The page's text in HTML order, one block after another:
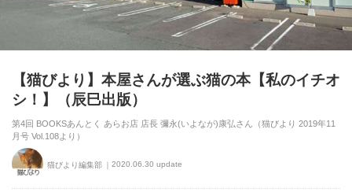
【猫びより】本屋さんが選ぶ猫の本【私のイチオ
シ！】（辰巳出版）
第4回 BOOKSあんとく あらお店 店長 彌永(いよなが)康弘さん（猫びより 2019年11
月号 Vol.108より）
猫びより編集部 2020.06.30 update